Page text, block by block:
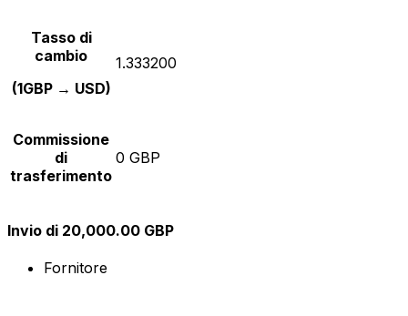
Tasso di
cambio
(1GBP → USD)
1.333200
Commissione
di
trasferimento
0 GBP
Invio di 20,000.00 GBP
Fornitore